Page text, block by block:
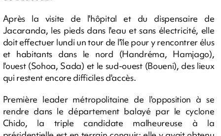
Après la visite de l'hôpital et du dispensaire de
Jacaranda, les pieds dans l'eau et sans électricité, elle
doit effectuer lundi un tour de l'île pour y rencontrer élus
et habitants dans le nord (Handréma, Hamjago),
l'ouest (Sohoa, Sada) et le sud-ouest (Boueni), des lieux
qui restent encore difficiles d'accès.
Première leader métropolitaine de l'opposition à se
rendre dans le département balayé par le cyclone
Chido, la triple candidate malheureuse à la